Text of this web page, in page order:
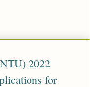
2022
for